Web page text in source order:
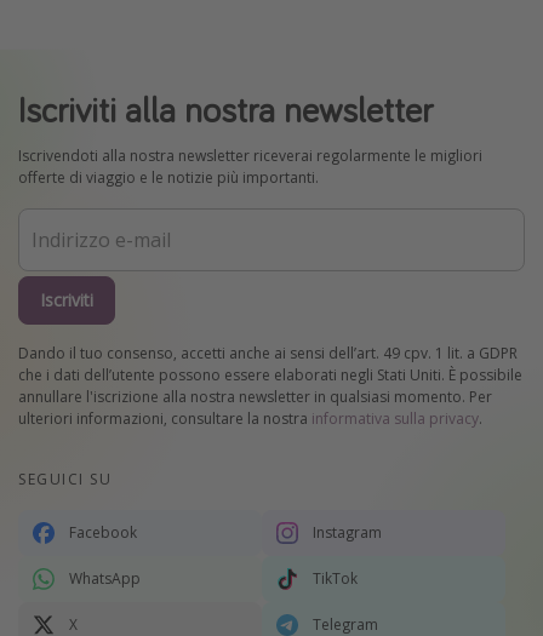
Iscriviti alla nostra newsletter
Iscrivendoti alla nostra newsletter riceverai regolarmente le migliori
offerte di viaggio e le notizie più importanti.
Iscriviti
Dando il tuo consenso, accetti anche ai sensi dell’art. 49 cpv. 1 lit. a GDPR
che i dati dell’utente possono essere elaborati negli Stati Uniti. È possibile
annullare l'iscrizione alla nostra newsletter in qualsiasi momento. Per
ulteriori informazioni, consultare la nostra informativa sulla privacy.
SEGUICI SU
Facebook Instagram
WhatsApp TikTok
X Telegram